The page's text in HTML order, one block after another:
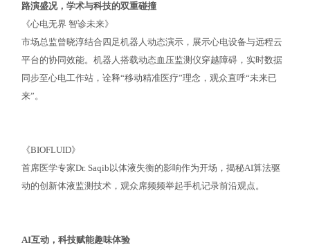
路演盛况，学术与科技的双重碰撞
《心电无界 智诊未来》
市场总监曾晓淳结合四足机器人动态演示，展示心电设备与远程云
平台的协同效能。机器人搭载动态血压监测仪穿越障碍，实时数据
同步至心电工作站，诠释“移动精准医疗”理念，观众直呼“未来已
来”。
《BIOFLUID》
首席医学专家Dr. Saqib以体液失衡的影响作为开场，揭秘AI算法驱
动的创新体液监测技术，观众席频频举起手机记录前沿观点。
AI互动，科技赋能趣味体验